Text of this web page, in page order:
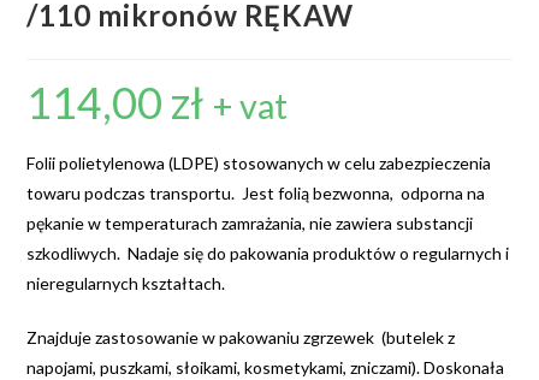
/110 mikronów RĘKAW
114,00 zł + vat
Folii polietylenowa (LDPE) stosowanych w celu zabezpieczenia
towaru podczas transportu. Jest folią bezwonna, odporna na
pękanie w temperaturach zamrażania, nie zawiera substancji
szkodliwych. Nadaje się do pakowania produktów o regularnych i
nieregularnych kształtach.
Znajduje zastosowanie w pakowaniu zgrzewek (butelek z
napojami, puszkami, słoikami, kosmetykami, zniczami). Doskonała